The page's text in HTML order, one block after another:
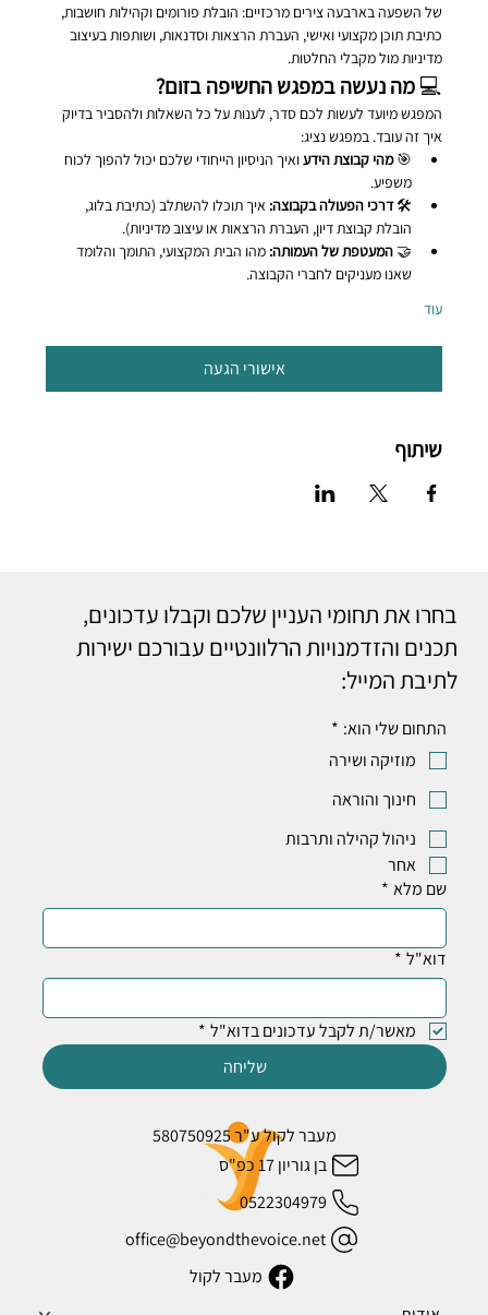
של השפעה בארבעה צירים מרכזיים: הובלת פורומים וקהילות חושבות,
כתיבת תוכן מקצועי ואישי, העברת הרצאות וסדנאות, ושותפות בעיצוב
מדיניות מול מקבלי החלטות.
💻 מה נעשה במפגש החשיפה בזום?
המפגש מיועד לעשות לכם סדר, לענות על כל השאלות ולהסביר בדיוק
איך זה עובד. במפגש נציג:
🎯 מהי קבוצת הידע ואיך הניסיון הייחודי שלכם יכול להפוך לכוח
משפיע.
🛠️ דרכי הפעולה בקבוצה: איך תוכלו להשתלב (כתיבת בלוג,
הובלת קבוצת דיון, העברת הרצאות או עיצוב מדיניות).
🤝 המעטפת של העמותה: מהו הבית המקצועי, התומך והלומד
שאנו מעניקים לחברי הקבוצה.
עוד
אישורי הגעה
שיתוף
מעבר לקול ע"ר 580750925
בן גוריון 17 כפ"ס
0522304979
office@beyondthevoice.net
מעבר לקול
בחרו את תחומי העניין שלכם וקבלו עדכונים,
תכנים והזדמנויות הרלוונטיים עבורכם ישירות
לתיבת המייל:
התחום שלי הוא: *
מוזיקה ושירה
חינוך והוראה
ניהול קהילה ותרבות
אחר
שם מלא *
דוא"ל *
מאשר/ת לקבל עדכונים בדוא"ל *
שליחה